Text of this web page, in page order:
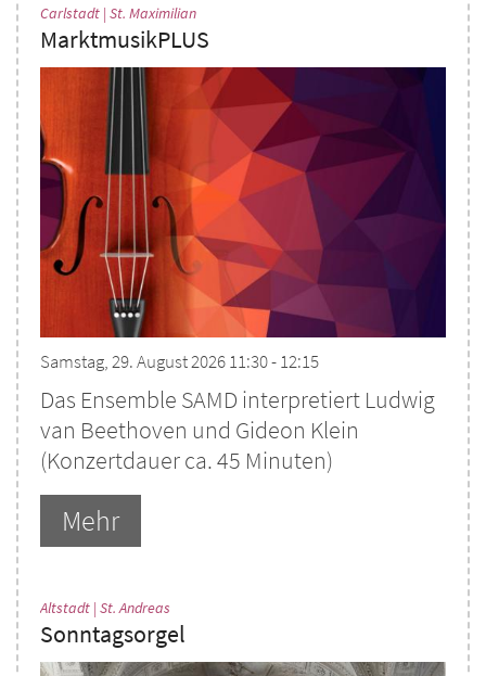
Carlstadt | St. Maximilian:
MarktmusikPLUS
Samstag, 29. August 2026 11:30 - 12:15
Das Ensemble SAMD interpretiert Ludwig
van Beethoven und Gideon Klein
(Konzertdauer ca. 45 Minuten)
Mehr
Altstadt | St. Andreas
Sonntagsorgel